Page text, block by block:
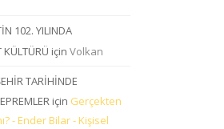
102. YILINDA
KÜLTÜRÜ için Volkan
TARİHİNDE
için Gerçekten
- Ender Bilar - Kişisel